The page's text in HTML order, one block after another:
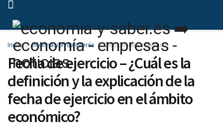
Inicio Información de Interés Diccionario Económico
Fecha de ejercicio – ¿Cuál es la
definición y la explicación de la
fecha de ejercicio en el ámbito
económico?